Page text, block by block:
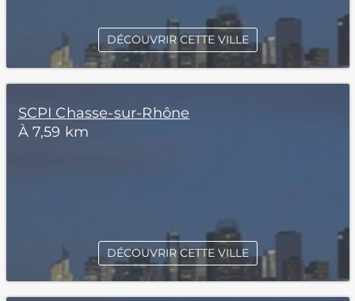
DÉCOUVRIR CETTE VILLE
SCPI Chasse-sur-Rhône
À 7,59 km
DÉCOUVRIR CETTE VILLE